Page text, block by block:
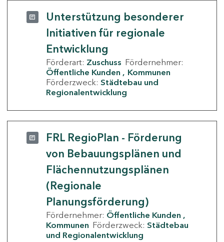
Unterstützung besonderer
Initiativen für regionale
Entwicklung
Förderart: Zuschuss Fördernehmer:
Öffentliche Kunden
Kommunen
Förderzweck: Städtebau und
Regionalentwicklung
FRL RegioPlan - Förderung
von Bebauungsplänen und
Flächennutzungsplänen
(Regionale
Planungsförderung)
Fördernehmer: Öffentliche Kunden
Kommunen Förderzweck: Städtebau
und Regionalentwicklung